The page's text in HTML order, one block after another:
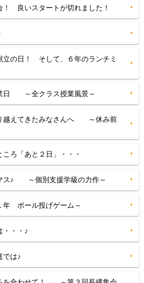
！ 良いスタートが切れました！
立の日！ そして、６年のランチミ
日 ～全クラス授業風景～
越えてきたみなさんへ ～休み前
ろ「あと２日」・・・
ス♪ ～個別支援学級の力作～
ボール投げゲーム～
・・・♪
では♪